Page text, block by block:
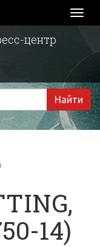
центр
Найти
14)